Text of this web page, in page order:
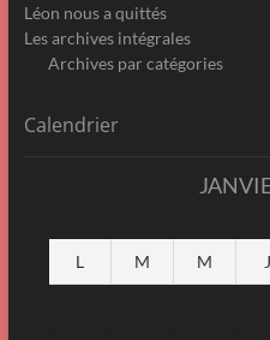
Léon nous a quittés
Les archives intégrales
Archives par catégories
Calendrier
L M M J